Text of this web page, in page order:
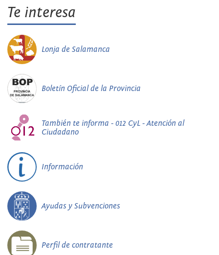
Te interesa
Lonja de Salamanca
Boletín Oficial de la Provincia
También te informa - 012 CyL - Atención al
Ciudadano
Información
Ayudas y Subvenciones
Perfil de contratante